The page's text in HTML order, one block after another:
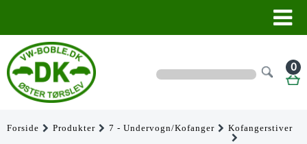
0
Forside Produkter 7 - Undervogn/Kofanger Kofangerstiver